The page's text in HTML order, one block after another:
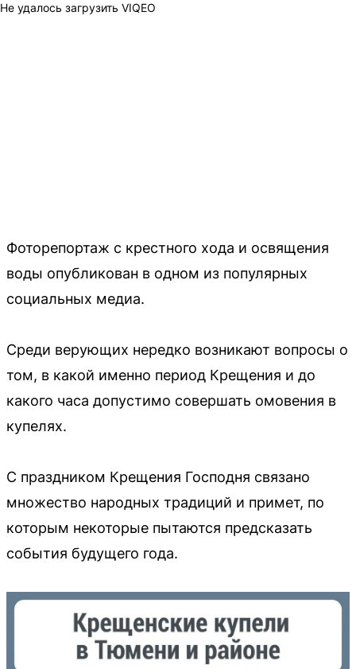
Не удалось загрузить VIQEO
Фоторепортаж с крестного хода и освящения
воды опубликован в одном из популярных
социальных медиа.
Среди верующих нередко возникают вопросы о
том, в какой именно период Крещения и до
какого часа допустимо совершать омовения в
купелях.
С праздником Крещения Господня связано
множество народных традиций и примет, по
которым некоторые пытаются предсказать
события будущего года.